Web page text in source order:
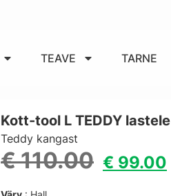
TEAVE TARNE
Kott-tool L TEDDY lastele
Teddy kangast
€110.00 € 99.00